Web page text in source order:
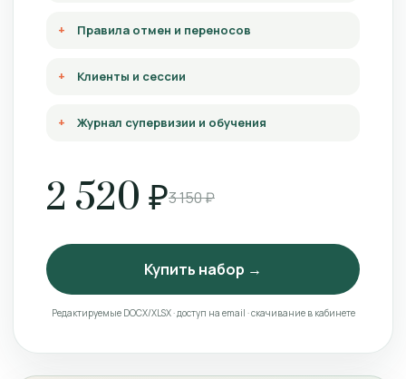
Правила отмен и переносов
Клиенты и сессии
Журнал супервизии и обучения
2 520 ₽3 150 ₽
Купить набор →
Редактируемые DOCX/XLSX · доступ на email · скачивание в кабинете